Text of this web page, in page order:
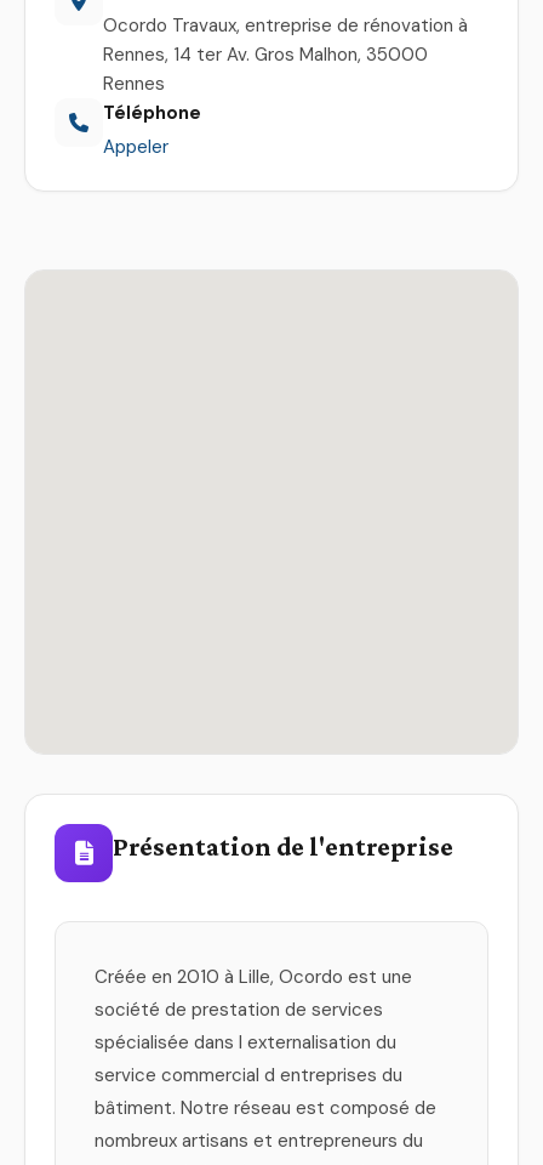
Ocordo Travaux, entreprise de rénovation à
Rennes, 14 ter Av. Gros Malhon, 35000
Rennes
Téléphone
Appeler
Présentation de l'entreprise
Créée en 2010 à Lille, Ocordo est une
société de prestation de services
spécialisée dans l externalisation du
service commercial d entreprises du
bâtiment. Notre réseau est composé de
nombreux artisans et entrepreneurs du